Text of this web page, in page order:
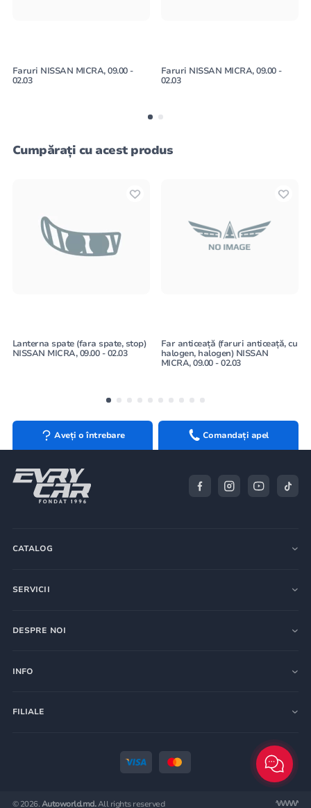
Faruri NISSAN MICRA, 09.00 -
02.03
Faruri NISSAN MICRA, 09.00 -
02.03
Cumpărați cu acest produs
Lanterna spate (fara spate, stop)
NISSAN MICRA, 09.00 - 02.03
Far anticeață (faruri anticeață, cu
halogen, halogen) NISSAN
MICRA, 09.00 - 02.03
Aveți o întrebare Comandați apel
CATALOG
SERVICII
DESPRE NOI
INFO
FILIALE
© 2026.Autoworld.md.All rights reserved